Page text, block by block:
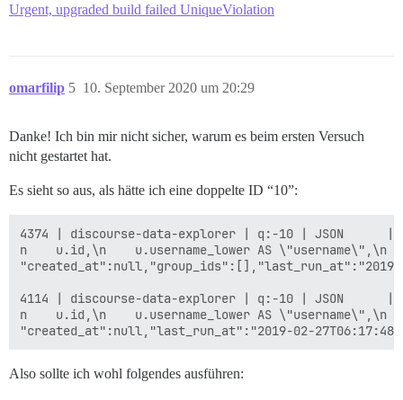
Urgent, upgraded build failed UniqueViolation
omarfilip 10. September 2020 um 20:29
5
Danke! Ich bin mir nicht sicher, warum es beim ersten Versuch
nicht gestartet hat.
Es sieht so aus, als hätte ich eine doppelte ID “10”:
4374 | discourse-data-explorer | q:-10 | JSON      |
n    u.id,\n    u.username_lower AS \"username\",\n
"created_at":null,"group_ids":[],"last_run_at":"2019-
4114 | discourse-data-explorer | q:-10 | JSON      |
n    u.id,\n    u.username_lower AS \"username\",\n
Also sollte ich wohl folgendes ausführen: